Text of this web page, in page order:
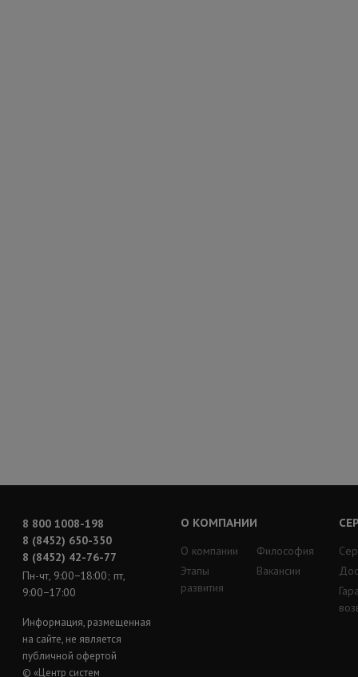
8 800 1008-198
8 (8452) 650-350
8 (8452) 42-76-77
Пн-чт, 9:00−18:00; пт,
9:00−17:00
Информация, размещенная
на сайте, не является
публичной офертой
© «Центр систем
О КОМПАНИИ
О компании
Этапы
развития
Философия
Вакансии